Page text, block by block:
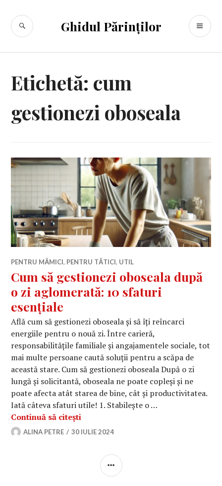
conținut
Ghidul Părinților
CĂUTARE
Etichetă: cum
gestionezi oboseala
PENTRU MĂMICI, PENTRU TĂTICI, UTIL
Cum să gestionezi oboseala după
o zi aglomerată: 10 sfaturi
esențiale
Află cum să gestionezi oboseala și să îți reîncarci
energiile pentru o nouă zi. Între carieră,
responsabilitățile familiale și angajamentele sociale, tot
mai multe persoane caută soluții pentru a scăpa de
această stare. Cum să gestionezi oboseala După o zi
lungă și solicitantă, oboseala ne poate copleși și ne
poate afecta atât starea de bine, cât și productivitatea.
Iată câteva sfaturi utile! 1. Stabilește o …
Continuă să citești
ALINA PETRE 30 IULIE 2024
BARĂ